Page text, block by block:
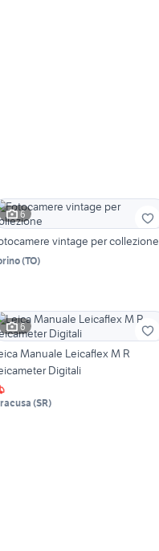
6
vintage per collezione
(TO)
6
Manuale Leicaflex M R
Digitali
(SR)